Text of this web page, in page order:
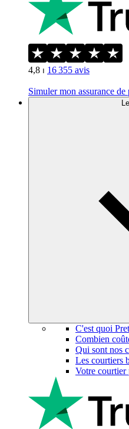
4,8 ⏐ 16 355 avis
Simuler mon assurance de
C'est quoi
Combien
Qui sont nos
Les courtiers
Votre courtier